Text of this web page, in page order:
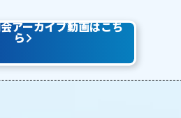
アーカイブ動画はこち
ら